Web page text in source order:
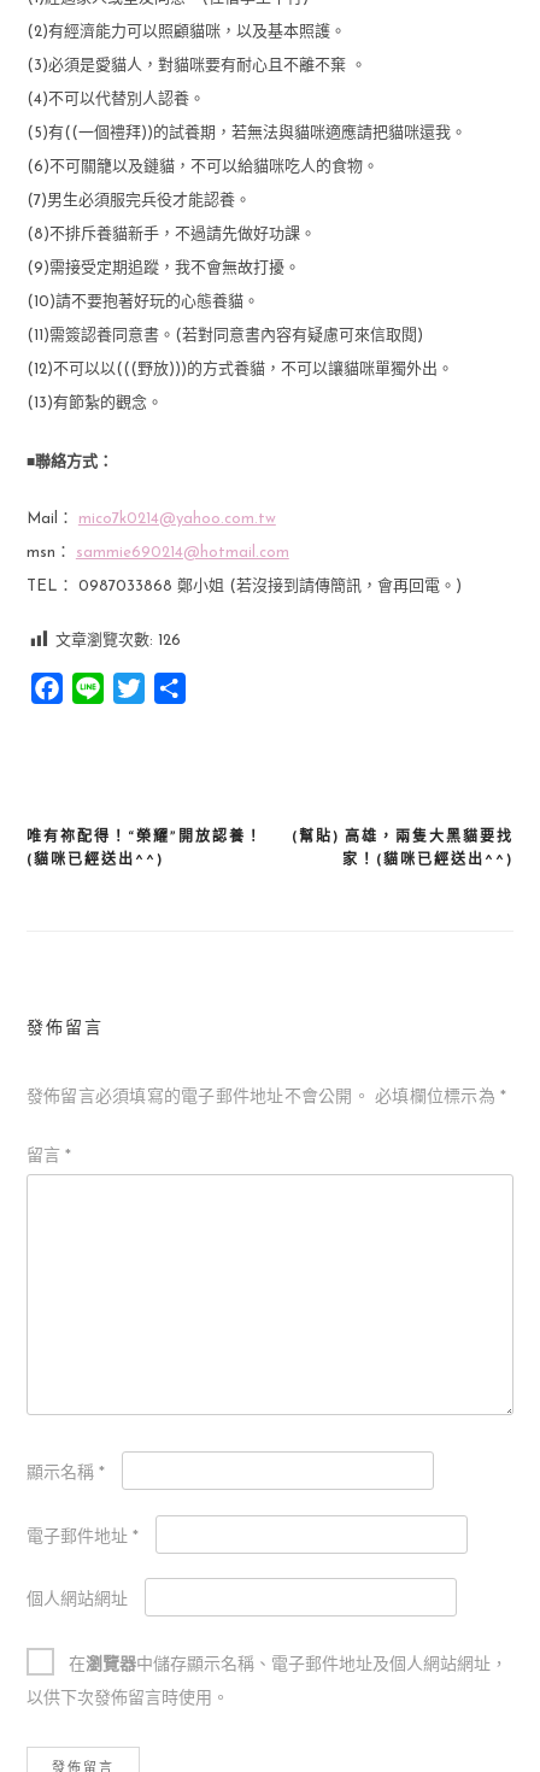
(2)有經濟能力可以照顧貓咪，以及基本照護。
(3)必須是愛貓人，對貓咪要有耐心且不離不棄 。
(4)不可以代替別人認養。
(5)有((一個禮拜))的試養期，若無法與貓咪適應請把貓咪還我。
(6)不可關籠以及鏈貓，不可以給貓咪吃人的食物。
(7)男生必須服完兵役才能認養。
(8)不排斥養貓新手，不過請先做好功課。
(9)需接受定期追蹤，我不會無故打擾。
(10)請不要抱著好玩的心態養貓。
(11)需簽認養同意書。(若對同意書內容有疑慮可來信取閱)
(12)不可以以(((野放)))的方式養貓，不可以讓貓咪單獨外出。
(13)有節紮的觀念。
■聯絡方式：
Mail： mico7k0214@yahoo.com.tw
msn： sammie690214@hotmail.com
TEL： 0987033868 鄭小姐 (若沒接到請傳簡訊，會再回電。)
文章瀏覽次數: 126
Facebook
Line Twitter
文
(幫貼) 高雄，兩隻大黑貓要找
家！(貓咪已經送出^^)
唯有祢配得！“榮耀”開放認養！
(貓咪已經送出^^)
發佈留言
發佈留言必須填寫的電子郵件地址不會公開。 必填欄位標示為*
留言 *
顯示名稱 *
電子郵件地址 *
個人網站網址
在瀏覽器中儲存顯示名稱、電子郵件地址及個人網站網址，
以供下次發佈留言時使用。